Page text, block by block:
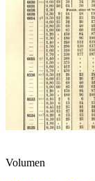
Volumen